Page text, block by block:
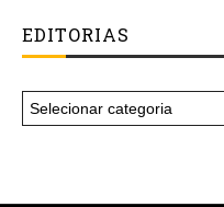
EDITORIAS